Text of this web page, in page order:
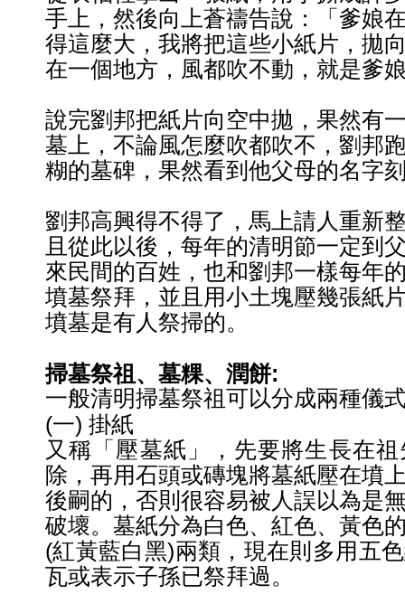
手上，然後向上蒼禱告說：「爹娘
得這麼大，我將把這些小紙片，拋
在一個地方，風都吹不動，就是爹
說完劉邦把紙片向空中拋，果然有
墓上，不論風怎麼吹都吹不 ，劉邦
糊的墓碑，果然看到他父母的名字
劉邦高興得不得了，馬上請人重新
且從此以後，每年的清明節一定到
來民間的百姓，也和劉邦一樣每年
墳墓祭拜，並且用小土塊壓幾張紙
墳墓是有人祭掃的。
掃墓祭祖、墓粿、潤餅:
一般清明掃墓祭祖可以分成兩種儀
(一) 掛紙
又稱「壓墓紙」，先要將生長在
除，再用石頭或磚塊將墓紙壓在墳
後嗣的，否則很容易被人誤以為是
破壞。墓紙分為白色、紅色、黃色
(紅黃藍白黑)兩類， 現在則多用五
瓦或表示子孫已祭拜過。